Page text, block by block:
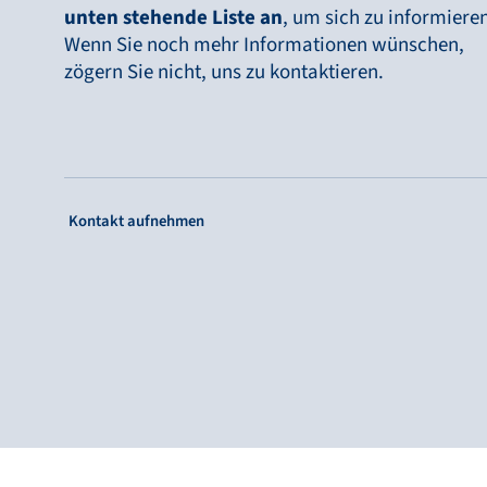
Bronkhorst
Kontakt aufnehmen
unten stehende Liste an, um sich zu
Wenn Sie noch mehr Informationen wünschen,
zögern Sie nicht, uns zu kontaktieren.
Kontakt aufnehmen: Single Column Link Button